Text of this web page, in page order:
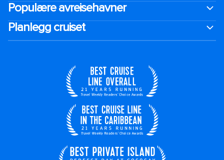
Populære avreisehavner
Planlegg cruiset